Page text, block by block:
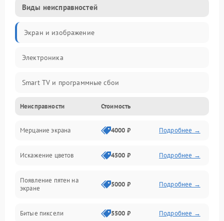
Виды неисправностей
Экран и изображение
Электроника
Smart TV и программные сбои
Питание и запуск
Подсветка и LED-модули
Звук и аудиосистема
Сигнал и приём каналов
Неисправности Стоимость
Мерцание экрана 4000 ₽ Подробнее →
Искажение цветов 4500 ₽ Подробнее →
Появление пятен на
экране
5000 ₽ Подробнее →
Битые пиксели 5500 ₽ Подробнее →